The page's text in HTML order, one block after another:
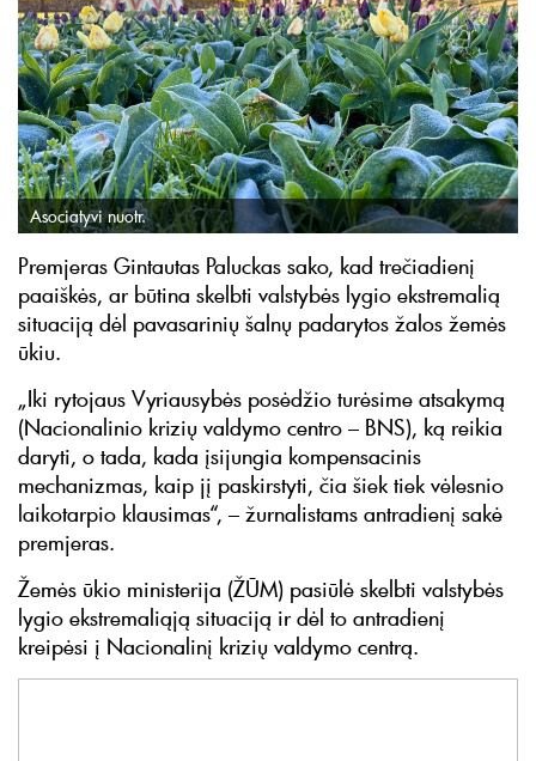
Asociatyvi nuotr.
Premjeras Gintautas Paluckas sako, kad trečiadienį
paaiškės, ar būtina skelbti valstybės lygio ekstremalią
situaciją dėl pavasarinių šalnų padarytos žalos žemės
ūkiu.
„Iki rytojaus Vyriausybės posėdžio turėsime atsakymą
(Nacionalinio krizių valdymo centro – BNS), ką reikia
daryti, o tada, kada įsijungia kompensacinis
mechanizmas, kaip jį paskirstyti, čia šiek tiek vėlesnio
laikotarpio klausimas“, – žurnalistams antradienį sakė
premjeras.
Žemės ūkio ministerija (ŽŪM) pasiūlė skelbti valstybės
lygio ekstremaliąją situaciją ir dėl to antradienį
kreipėsi į Nacionalinį krizių valdymo centrą.